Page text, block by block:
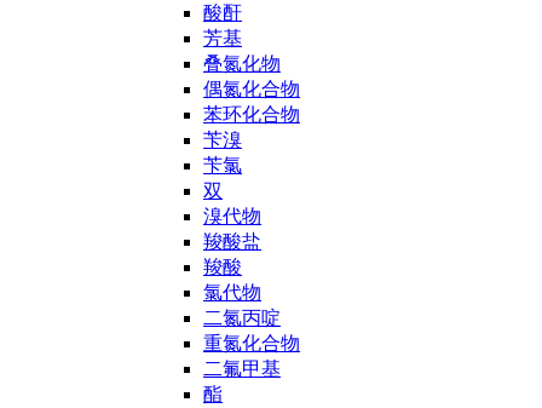
酸酐
芳基
叠氮化物
偶氮化合物
苯环化合物
苄溴
苄氯
双
溴代物
羧酸盐
羧酸
氯代物
二氮丙啶
重氮化合物
二氟甲基
酯